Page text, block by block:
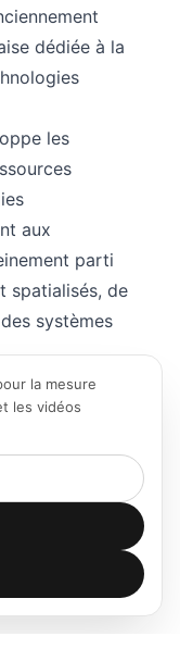
dédiée à la
les
aux
parti
spatialisés, de
systèmes
la mesure
les vidéos